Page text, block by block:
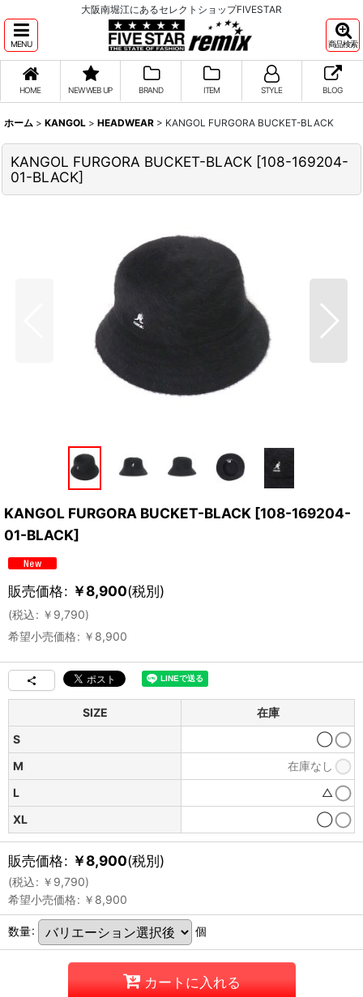
大阪南堀江にあるセレクトショップFIVESTAR
MENU 商品検索
HOME NEW WEB UP BRAND ITEM STYLE BLOG
ホーム > KANGOL > HEADWEAR > KANGOL FURGORA BUCKET-BLACK
KANGOL FURGORA BUCKET-BLACK [108-169204-
01-BLACK]
KANGOL FURGORA BUCKET-BLACK [108-169204-
01-BLACK]
販売価格: ￥8,900(税別)
(税込: ￥ 9,790)
希望小売価格: ￥ 8,900
SIZE
在庫
S
◯
M
在庫なし
L
△
XL
◯
販売価格: ￥8,900(税別)
(税込: ￥ 9,790)
希望小売価格: ￥ 8,900
数量: 個
カートに入れる